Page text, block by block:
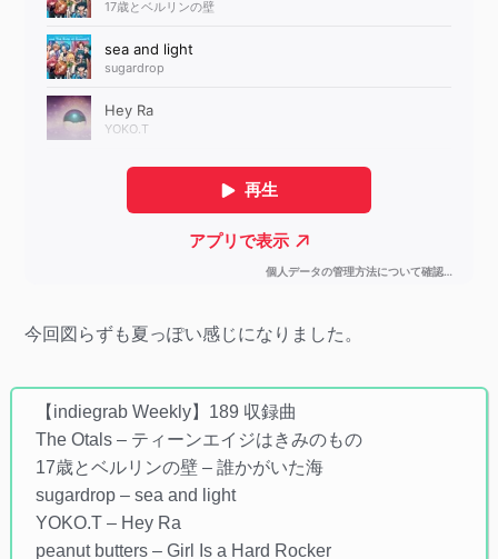
今回図らずも夏っぽい感じになりました。
【indiegrab Weekly】189 収録曲
The Otals – ティーンエイジはきみのもの
17歳とベルリンの壁 – 誰かがいた海
sugardrop – sea and light
YOKO.T – Hey Ra
peanut butters – Girl Is a Hard Rocker